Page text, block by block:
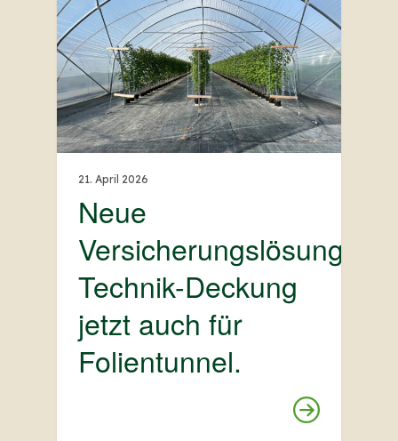
21. April 2026
Neue
Versicherungslösung:
Technik-Deckung
jetzt auch für
Folientunnel.